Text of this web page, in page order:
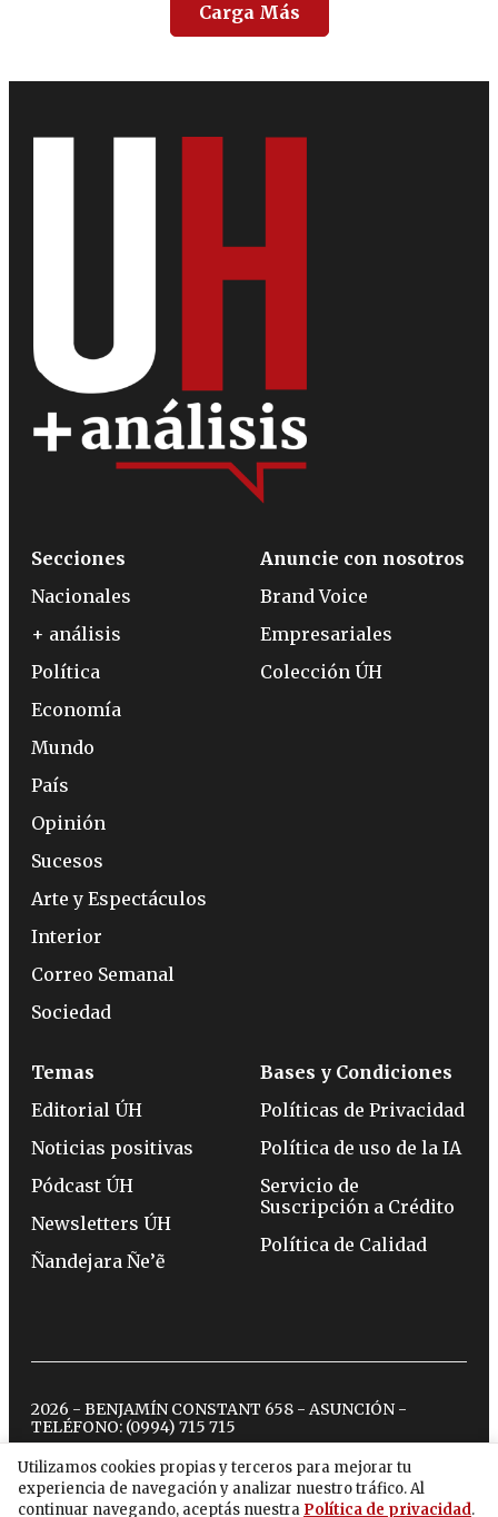
Carga Más
Utilizamos cookies propias y terceros para mejorar tu
experiencia de navegación y analizar nuestro tráfico. Al
continuar navegando, aceptás nuestra Política de privacidad.
Secciones
Nacionales
+ análisis
Política
Economía
Mundo
País
Opinión
Sucesos
Arte y Espectáculos
Interior
Correo Semanal
Sociedad
Anuncie con nosotros
Brand Voice
Empresariales
Colección ÚH
Temas
Editorial ÚH
Noticias positivas
Pódcast ÚH
Newsletters ÚH
Ñandejara Ñe’ẽ
Bases y Condiciones
Políticas de Privacidad
Política de uso de la IA
Servicio de
Suscripción a Crédito
Política de Calidad
2026 - BENJAMÍN CONSTANT 658 - ASUNCIÓN -
TELÉFONO: (0994) 715 715
twitterinstagram
facebook
tiktokyoutubespotify